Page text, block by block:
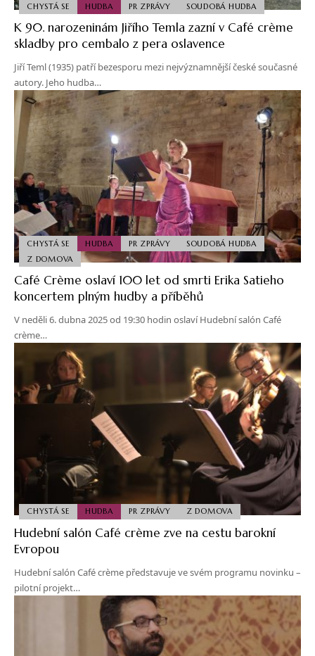
CHYSTÁ SE HUDBA PR ZPRÁVY SOUDOBÁ HUDBA
K 90. narozeninám Jiřího Temla zazní v Café crème
skladby pro cembalo z pera oslavence
Jiří Teml (1935) patří bezesporu mezi nejvýznamnější české současné
autory. Jeho hudba…
CHYSTÁ SE HUDBA PR ZPRÁVY
SOUDOBÁ HUDBA
Z DOMOVA
Café Crème oslaví 100 let od smrti Erika Satieho
koncertem plným hudby a příběhů
V neděli 6. dubna 2025 od 19:30 hodin oslaví Hudební salón Café
crème…
CHYSTÁ SE HUDBA PR ZPRÁVY Z DOMOVA
Hudební salón Café crème zve na cestu barokní
Evropou
Hudební salón Café crème představuje ve svém programu novinku –
pilotní projekt…